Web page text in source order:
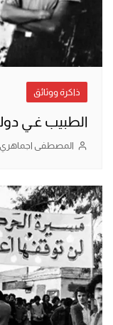
ذاكرة ووثائق
الطبيب غـي
المصطفى اجماهري